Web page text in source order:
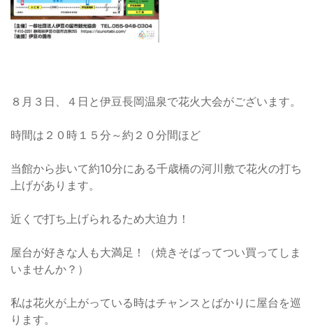
８月３日、４日と伊豆長岡温泉で花火大会がございます。
時間は２０時１５分～約２０分間ほど
当館から歩いて約10分にある千歳橋の河川敷で花火の打ち
上げがあります。
近くで打ち上げられるため大迫力！
屋台が好きな人も大満足！（焼きそばってつい買ってしま
いませんか？）
私は花火が上がっている時はチャンスとばかりに屋台を巡
ります。